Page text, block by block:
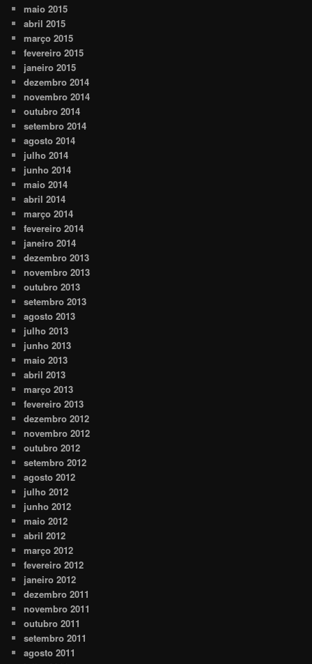
maio 2015
abril 2015
março 2015
fevereiro 2015
janeiro 2015
dezembro 2014
novembro 2014
outubro 2014
setembro 2014
agosto 2014
julho 2014
junho 2014
maio 2014
abril 2014
março 2014
fevereiro 2014
janeiro 2014
dezembro 2013
novembro 2013
outubro 2013
setembro 2013
agosto 2013
julho 2013
junho 2013
maio 2013
abril 2013
março 2013
fevereiro 2013
dezembro 2012
novembro 2012
outubro 2012
setembro 2012
agosto 2012
julho 2012
junho 2012
maio 2012
abril 2012
março 2012
fevereiro 2012
janeiro 2012
dezembro 2011
novembro 2011
outubro 2011
setembro 2011
agosto 2011